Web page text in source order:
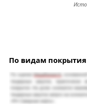
По видам покрытия